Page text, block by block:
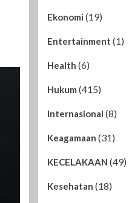
Ekonomi (19)
Entertainment (1)
Health (6)
Hukum (415)
Internasional (8)
Keagamaan (31)
KECELAKAAN (49)
Kesehatan (18)